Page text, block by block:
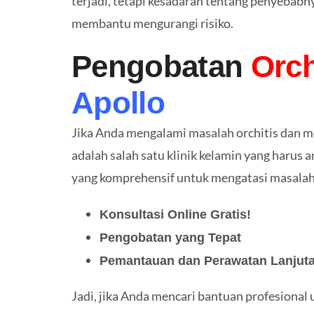
membantu mengurangi risiko.
Pengobatan
Apollo
Jika Anda mengalami masalah orchitis dan
adalah salah satu klinik kelamin yang harus
yang komprehensif untuk mengatasi
Konsultasi Online Gratis!
Pengobatan yang Tepat
Pemantauan dan Perawatan
Jadi, jika Anda mencari bantuan